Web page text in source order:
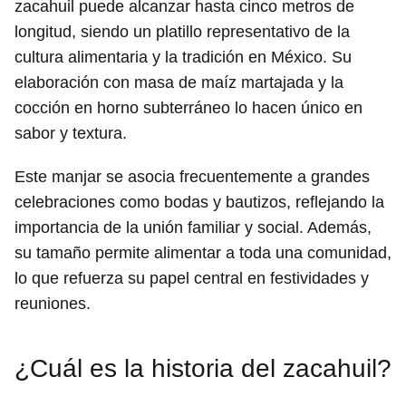
zacahuil puede alcanzar hasta cinco metros de
longitud, siendo un platillo representativo de la
cultura alimentaria y la tradición en México. Su
elaboración con masa de maíz martajada y la
cocción en horno subterráneo lo hacen único en
sabor y textura.
Este manjar se asocia frecuentemente a grandes
celebraciones como bodas y bautizos, reflejando la
importancia de la unión familiar y social. Además,
su tamaño permite alimentar a toda una comunidad,
lo que refuerza su papel central en festividades y
reuniones.
¿Cuál es la historia del zacahuil?